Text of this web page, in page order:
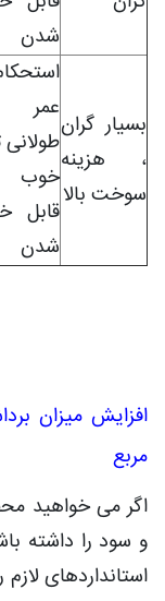
شدن
بسیار گران
، هزینه
سوخت بالا
عمر
طولانی
قابل
شدن
افزایش میزان
مربع
اگر می خواهید
و سود را داشته
استانداردهای